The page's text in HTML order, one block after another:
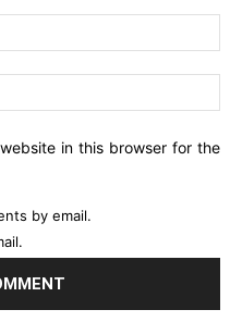
in this browser for the
by email.